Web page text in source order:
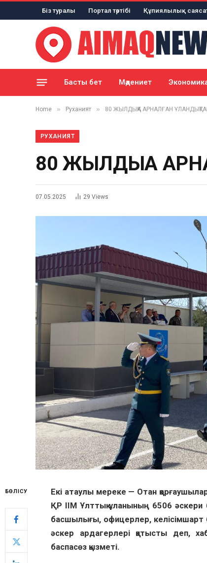
Біз туралы Портал тәртібі Құпиялылық
Басты бет Мәдениет
Home » Руханият » 80 ЖЫЛДЫҚҚА АРНАЛҒАН
РУХАНИЯТ
80 ЖЫЛДЫҚҚА
07.05.2025 29 Views
БӨЛІСУ
Екі атаулы мереке — Отан
ҚР ІІМ Ұлттық ұланының 6506 әскери
басшылығы, офицерлер, келісімшарт
әскер ардагерлері қатысты деп,
баспасөз қызметі.